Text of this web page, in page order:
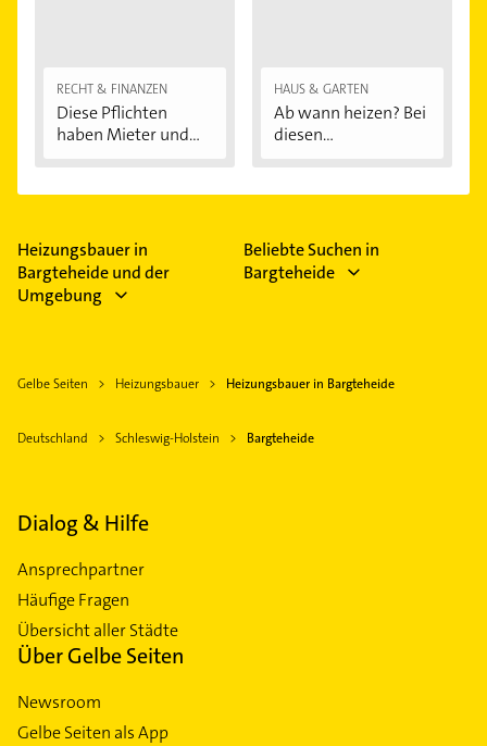
RECHT & FINANZEN
Diese Pflichten
haben Mieter und...
HAUS & GARTEN
Ab wann heizen? Bei
diesen
Heizungsbauer in
Bargteheide und der
Umgebung
Beliebte Suchen in
Bargteheide
Gelbe Seiten Heizungsbauer Heizungsbauer in Bargteheide
Deutschland Schleswig-Holstein Bargteheide
Dialog & Hilfe
Ansprechpartner
Häufige Fragen
Übersicht aller Städte
Über Gelbe Seiten
Newsroom
Gelbe Seiten als App